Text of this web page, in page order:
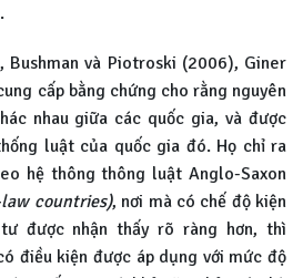
Bushman và Piotroski (2006), Giner
cấp bằng chứng cho rằng nguyên
nhau giữa các quốc gia, và được
luật của quốc gia đó. Họ chỉ ra
hệ thông thông luật Anglo-Saxon
countries), nơi mà có chế độ kiện
được nhận thấy rõ ràng hơn, thì
điều kiện được áp dụng với mức độ